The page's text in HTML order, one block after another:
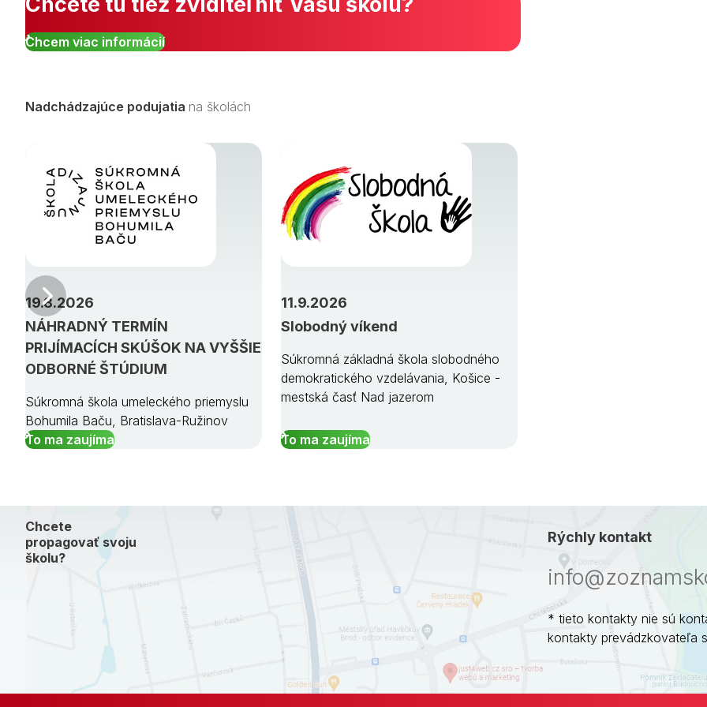
Chcem viac informácií
Nadchádzajúce podujatia na školách
NÁHRADNÝ TERMÍN
PRIJÍMACÍCH SKÚŠOK NA VYŠŠIE
ODBORNÉ ŠTÚDIUM
19.8.2026
Súkromná škola umeleckého priemyslu
Bohumila Baču, Bratislava-Ružinov
To ma zaujíma
Slobodný víkend
11.9.2026
Súkromná základná škola slobodného
demokratického vzdelávania, Košice -
mestská časť Nad jazerom
To ma zaujíma
Predchádzajúci
Chcete
propagovať svoju
školu?
Rýchly kontakt
* tieto kontakty nie sú
kontakty prevádzkovateľa